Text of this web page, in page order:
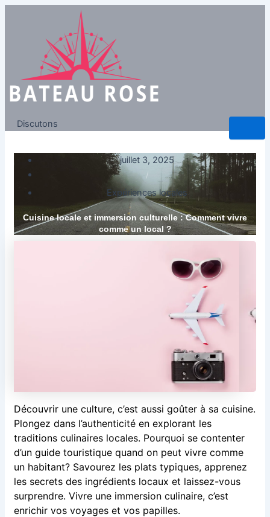
Discutons
juillet 3, 2025
/
Expériences locales
Cuisine locale et immersion culturelle : Comment vivre
comme un local ?
Découvrir une culture, c’est aussi goûter à sa cuisine.
Plongez dans l’authenticité en explorant les
traditions culinaires locales. Pourquoi se contenter
d’un guide touristique quand on peut vivre comme
un habitant? Savourez les plats typiques, apprenez
les secrets des ingrédients locaux et laissez-vous
surprendre. Vivre une immersion culinaire, c’est
enrichir vos voyages et vos papilles.